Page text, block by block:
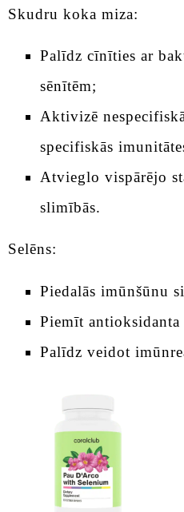
Skudru koka miza:
Palīdz cīnīties ar
sēnītēm;
Aktivizē
specifiskās
Atvieglo vispārējo
slimībās.
Selēns:
Piedalās imūnšūnu
Piemīt antioksidanta
Palīdz veidot